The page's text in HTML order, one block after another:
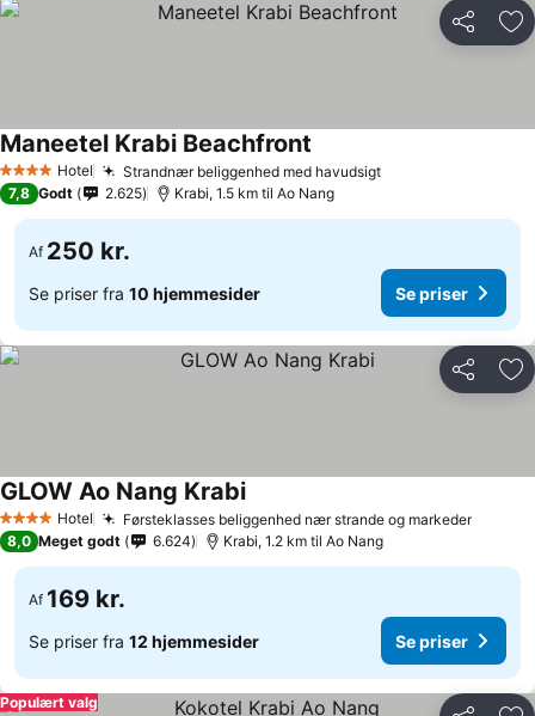
Del
4 StjernerHotel Strandnær beliggenhed med havudsigt
Maneetel Krabi Beachfront
7,8 Godt 2.625 Krabi, 1.5 km til Ao Nang
Af 250 kr.
Se priser fra 10 hjemmesider Se priser
Del
4 StjernerHotel Førsteklasses beliggenhed nær strande og markeder
GLOW Ao Nang Krabi
8,0 Meget godt 6.624 Krabi, 1.2 km til Ao Nang
Af 169 kr.
Se priser fra 12 hjemmesider Se priser
Populært valg